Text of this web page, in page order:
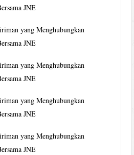
JNE
yang Menghubungkan
JNE
yang Menghubungkan
JNE
yang Menghubungkan
JNE
yang Menghubungkan
JNE